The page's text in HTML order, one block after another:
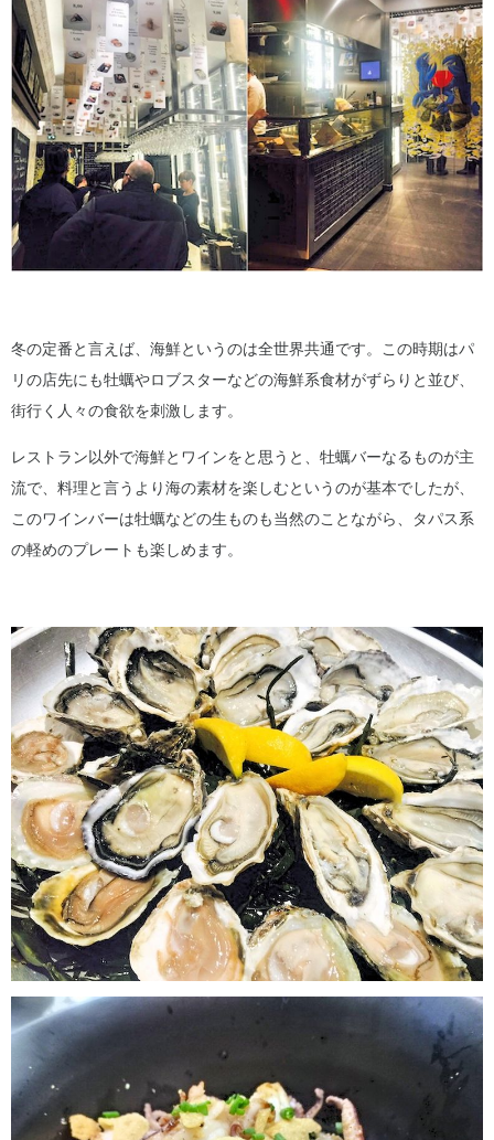
冬の定番と言えば、海鮮というのは全世界共通です。この時期はパ
リの店先にも牡蠣やロブスターなどの海鮮系食材がずらりと並び、
街行く人々の食欲を刺激します。
レストラン以外で海鮮とワインをと思うと、牡蠣バーなるものが主
流で、料理と言うより海の素材を楽しむというのが基本でしたが、
このワインバーは牡蠣などの生ものも当然のことながら、タパス系
の軽めのプレートも楽しめます。